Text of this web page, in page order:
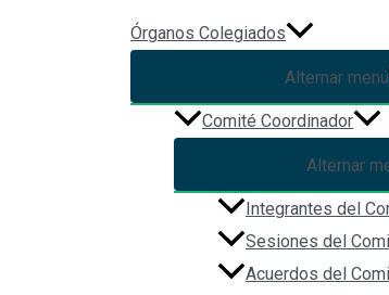
Órganos Colegiados
Alternar menú
Comité Coordinador
Alternar
Integrantes del
Sesiones del
Acuerdos del